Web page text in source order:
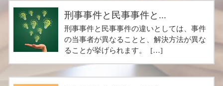
刑事事件と民事事件と...
刑事事件と民事事件の違いとしては、事件
の当事者が異なることと、解決方法が異な
ることが挙げられます。 […]